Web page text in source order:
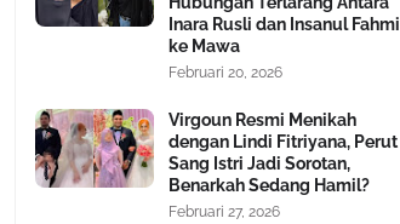
Inara Rusli dan Insanul Fahmi
ke Mawa
Februari 20, 2026
Virgoun Resmi Menikah
dengan Lindi Fitriyana, Perut
Sang Istri Jadi Sorotan,
Benarkah Sedang Hamil?
Februari 27, 2026